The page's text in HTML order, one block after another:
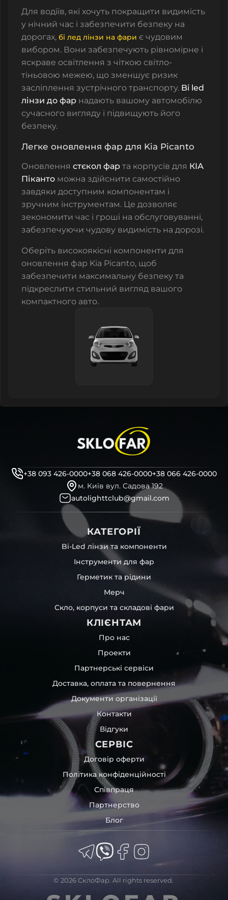
Для водіїв, які хочуть покращити видимість
у нічний час і забезпечити безпеку на
дорогах, бі лед лінзи на фари є чудовим
вибором. Вони забезпечують рівномірне і
яскраве освітлення з чіткою світло-
тіньовою межею, що зменшує ризик
засліплення зустрічного транспорту. Bi led
лінзи до фар надають вашому автомобілю
сучасного вигляду і підвищують його
безпеку.
Легке оновлення фар для Kia Picanto
Оновлення стєкол фар та корпусів для КІА
Піканто можна здійснити самостійно
завдяки доступним компонентам і
зручним інструментам. Це дозволяє
зекономити час і гроші на обслуговуванні,
забезпечуючи чудову видимість на дорозі.
Оберіть високоякісні компоненти для
оновлення фар Kia Picanto, щоб
забезпечити максимальну безпеку та
підкреслити стильний вигляд вашого
компактного авто.
+38 093 426-0000+38 068 426-0000+38 066 426-0000
м. Київ вул. Садова 192
autolighttclub@gmail.com
КАТЕГОРІЇ
Bi-Led лінзи та компоненти
Інструменти для фар
Герметик та рідини
Мерч
Скло, корпуси та складові фари
КЛІЄНТАМ
Про нас
Проекти
Партнерські сервіси
Доставка, оплата та повернення
Документи організації
Контакти
Відгуки
СЕРВІС
Договір оферти
Політика конфіденційності
Співпраця
Партнерство
Блог
© 2026 СклоФар. All rights reserved.